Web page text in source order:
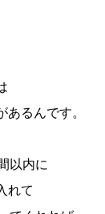
あるんです。
以内に
れて